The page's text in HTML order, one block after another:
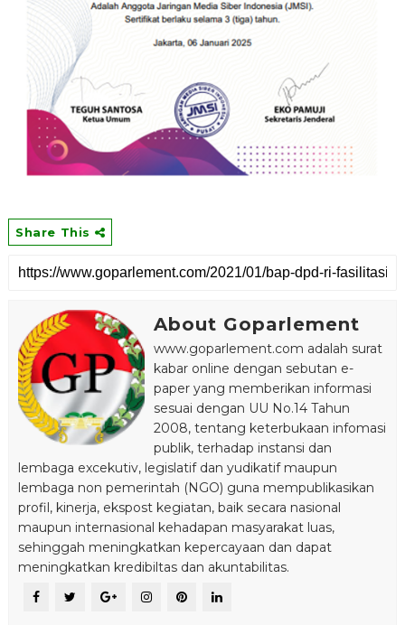
Share This
About Goparlement
www.goparlement.com adalah surat
kabar online dengan sebutan e-
paper yang memberikan informasi
sesuai dengan UU No.14 Tahun
2008, tentang keterbukaan infomasi
publik, terhadap instansi dan
lembaga excekutiv, legislatif dan yudikatif maupun
lembaga non pemerintah (NGO) guna mempublikasikan
profil, kinerja, ekspost kegiatan, baik secara nasional
maupun internasional kehadapan masyarakat luas,
sehinggah meningkatkan kepercayaan dan dapat
meningkatkan kredibiltas dan akuntabilitas.